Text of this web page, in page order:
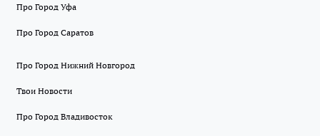
Про Город Уфа
Про Город Саратов
Про Город Нижний Новгород
Твои Новости
Про Город Владивосток